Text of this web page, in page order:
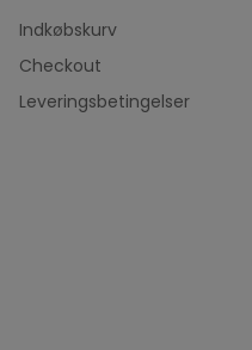
Indkøbskurv
Checkout
Leveringsbetingelser